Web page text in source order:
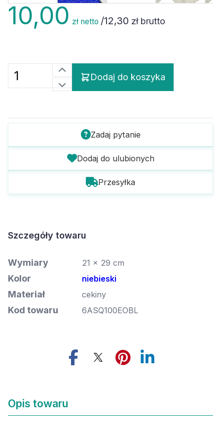
10,00 zł netto /12,30 zł brutto
Dodaj do koszyka
Zadaj pytanie
Dodaj do ulubionych
Przesyłka
Szczegóły towaru
Wymiary 21 x 29 cm
Kolor niebieski
Materiał cekiny
Kod towaru 6ASQ100EOBL
Opis towaru